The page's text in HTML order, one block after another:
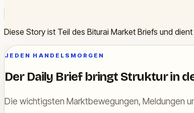
Diese Story ist Teil des Biturai Market Briefs und
JEDEN HANDELSMORGEN
Der Daily Brief bringt Struktur in
Die wichtigsten Marktbewegungen, Meldungen